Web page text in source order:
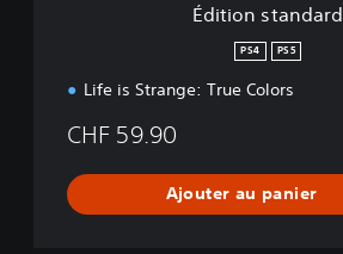
Édition standard
PS4 PS5
Life is Strange: True Colors
CHF 59.90
Ajouter au panier